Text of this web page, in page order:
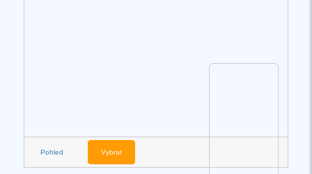
Pohled Vybrat